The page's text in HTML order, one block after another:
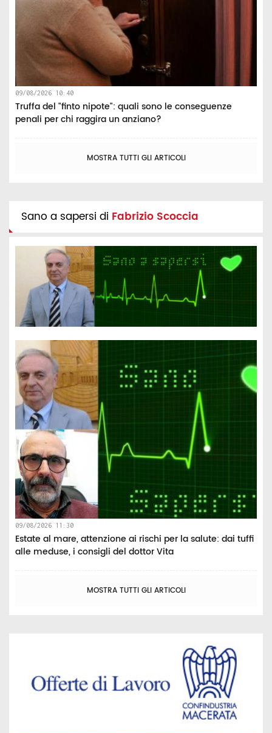
09/08/2026 10:40
Truffa del "finto nipote": quali sono le conseguenze
penali per chi raggira un anziano?
MOSTRA TUTTI GLI ARTICOLI
Sano a sapersi di Fabrizio Scoccia
09/08/2026 11:30
Estate al mare, attenzione ai rischi per la salute: dai tuffi
alle meduse, i consigli del dottor Vita
MOSTRA TUTTI GLI ARTICOLI